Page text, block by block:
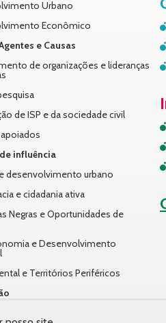
Urbano
Econômico
e Causas
de organizações e lideranças
de ISP e da sociedade civil
influência
desenvolvimento urbano
e cidadania ativa
Negras e Oportunidades de
e Desenvolvimento
e Territórios Periféricos